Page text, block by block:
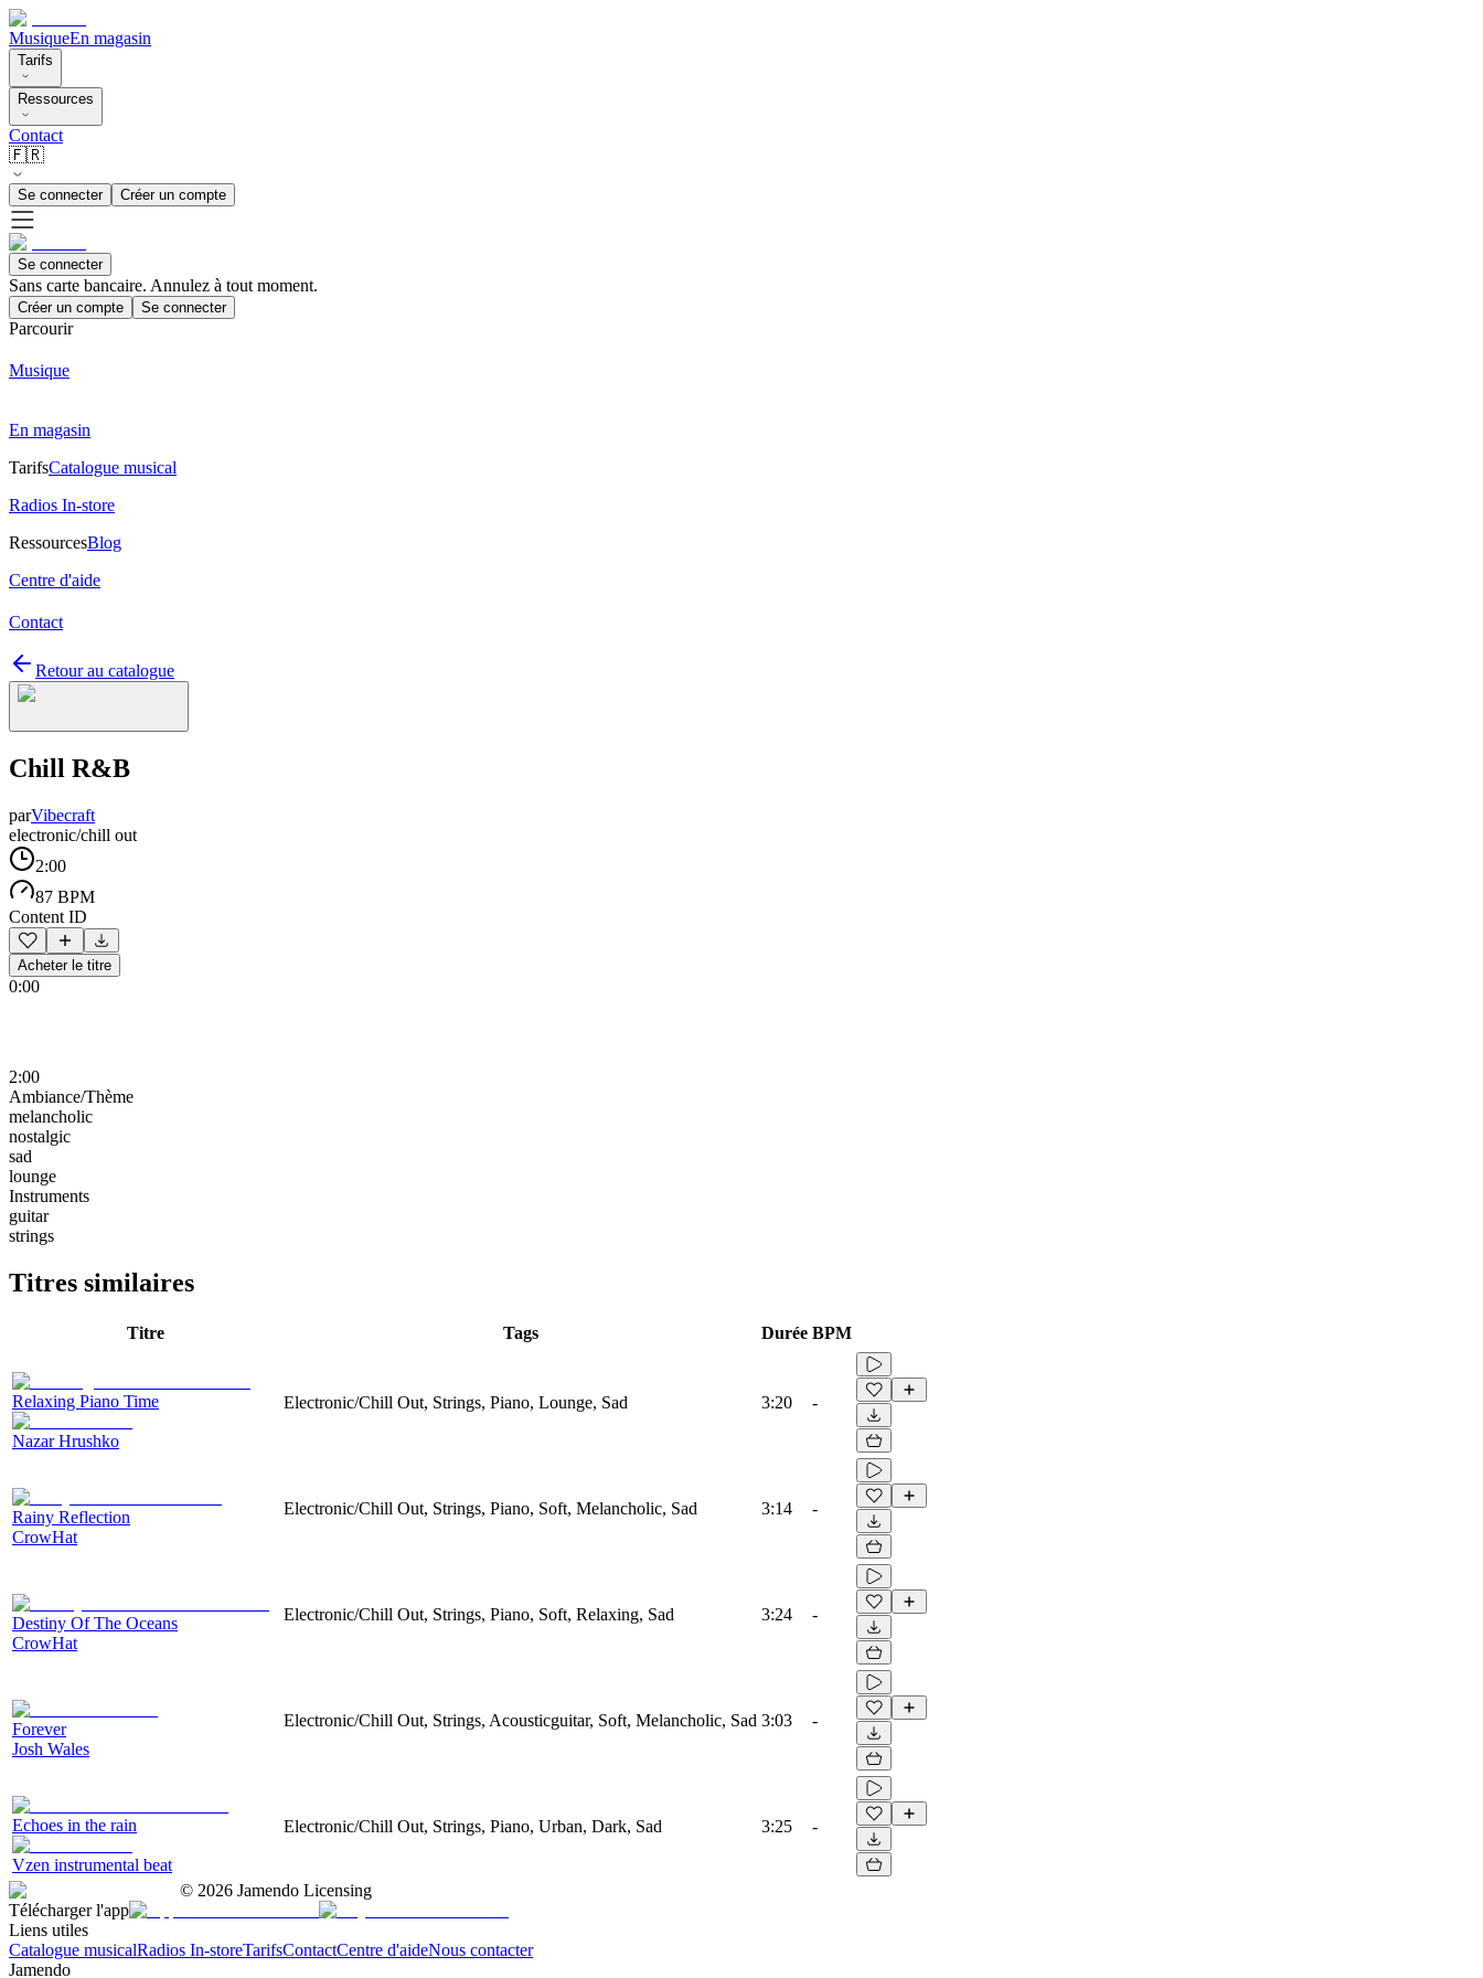
MusiqueEn magasin
Tarifs
Ressources
Contact
🇫🇷
Se connecter Créer un compte
Se connecter
Sans carte bancaire. Annulez à tout moment.
Créer un compte Se connecter
Parcourir
Musique
En magasin
TarifsCatalogue musical
Radios In-store
RessourcesBlog
Centre d'aide
Contact
Retour au catalogue
Chill R&B
parVibecraft
electronic/chill out
2:00
87 BPM
Content ID
Acheter le titre
0:00
2:00
Ambiance/Thème
melancholic
nostalgic
sad
lounge
Instruments
guitar
strings
Titres similaires
Titre Tags Durée BPM
Relaxing Piano Time
Nazar Hrushko
Electronic/Chill Out, Strings, Piano, Lounge, Sad 3:20 -
Rainy Reflection
CrowHat
Electronic/Chill Out, Strings, Piano, Soft, Melancholic, Sad 3:14 -
Destiny Of The Oceans
CrowHat
Electronic/Chill Out, Strings, Piano, Soft, Relaxing, Sad 3:24 -
Forever
Josh Wales
Electronic/Chill Out, Strings, Acousticguitar, Soft, Melancholic, Sad 3:03 -
Echoes in the rain
Vzen instrumental beat
Electronic/Chill Out, Strings, Piano, Urban, Dark, Sad 3:25 -
© 2026 Jamendo Licensing
Télécharger l'app
Liens utiles
Catalogue musicalRadios In-storeTarifsContactCentre d'aideNous contacter
Jamendo